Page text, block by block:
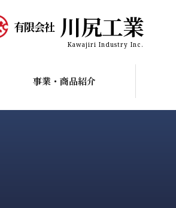
有限会社 川尻工業
Kawajiri Industry Inc.
事業・商品紹介